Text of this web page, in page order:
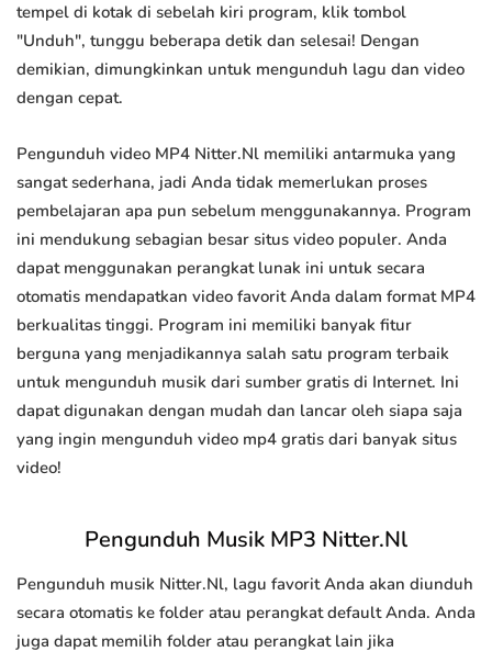
tempel di kotak di sebelah kiri program, klik tombol
"Unduh", tunggu beberapa detik dan selesai! Dengan
demikian, dimungkinkan untuk mengunduh lagu dan video
dengan cepat.
Pengunduh video MP4 Nitter.Nl memiliki antarmuka yang
sangat sederhana, jadi Anda tidak memerlukan proses
pembelajaran apa pun sebelum menggunakannya. Program
ini mendukung sebagian besar situs video populer. Anda
dapat menggunakan perangkat lunak ini untuk secara
otomatis mendapatkan video favorit Anda dalam format MP4
berkualitas tinggi. Program ini memiliki banyak fitur
berguna yang menjadikannya salah satu program terbaik
untuk mengunduh musik dari sumber gratis di Internet. Ini
dapat digunakan dengan mudah dan lancar oleh siapa saja
yang ingin mengunduh video mp4 gratis dari banyak situs
video!
Pengunduh Musik MP3 Nitter.Nl
Pengunduh musik Nitter.Nl, lagu favorit Anda akan diunduh
secara otomatis ke folder atau perangkat default Anda. Anda
juga dapat memilih folder atau perangkat lain jika